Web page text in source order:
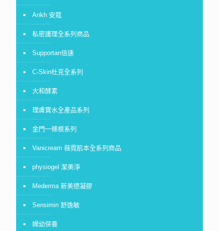
Ankh 安蔻
私密護理全系列商品
Supportan倍速
C-Skin杜克全系列
大和酵素
理膚寶水全產品系列
金門一條根系列
Vanicream 薇霓肌本全系列商品
physiogel 潔美淨
Mederma 新美德凝膠
Sensimin 舒逸敏
婦幼保養